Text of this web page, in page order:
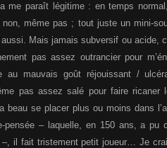
me paraît légitime : en temps
même pas ; tout juste un mini-
Mais jamais subversif ou acide,
pas assez outrancier pour
au mauvais goût réjouissant /
pas assez salé pour faire ricaner
beau se placer plus ou moins dans
pensée – laquelle, en 150 ans, a pu
–, il fait tristement petit joueur… Je